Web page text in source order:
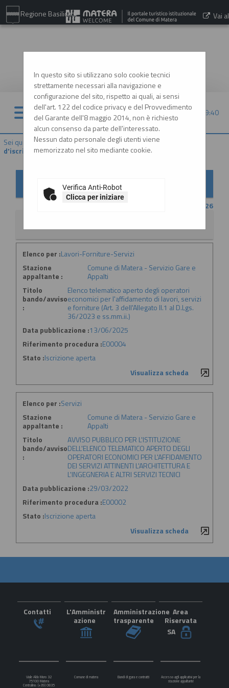
Regione Basilicata Vai al
08/08/2026 09:40
Sei qui: Home»Elenco operatori economici»Bandi e avvisi
d'iscrizione
In questo sito si utilizzano solo cookie tecnici
strettamente necessari alla navigazione e
configurazione del sito, rispetto ai quali, ai sensi
dell'art. 122 del codice privacy e del Provvedimento
del Garante dell'8 maggio 2014, non è richiesto
alcun consenso da parte dell'interessato.
Nessun dato personale degli utenti viene
memorizzato nel sito mediante cookie.
Verifica Anti-Robot
Clicca per iniziare
economici
CONTENUTO AGGIORNATO AL 20/07/2026
Elenco per :Lavori-Forniture-Servizi
Stazione
appaltante :
Comune di Matera - Servizio Gare e
Appalti
Titolo
bando/avviso
:
Elenco telematico aperto degli operatori
economici per l'affidamento di lavori, servizi
e forniture (Art. 3 dell'Allegato II.1 al D.Lgs.
36/2023 e ss.mm.ii.)
Data pubblicazione :13/06/2025
Riferimento procedura :E00004
Stato :Iscrizione aperta
Visualizza scheda
Elenco per :Servizi
Stazione
appaltante :
Comune di Matera - Servizio Gare e
Appalti
Titolo
bando/avviso
:
AVVISO PUBBLICO PER L'ISTITUZIONE
DELL'ELENCO TELEMATICO APERTO DEGLI
OPERATORI ECONOMICI PER L'AFFIDAMENTO
DEI SERVIZI ATTINENTI L'ARCHITETTURA E
L'INGEGNERIA E ALTRI SERVIZI TECNICI
Data pubblicazione :29/03/2022
Riferimento procedura :E00002
Stato :Iscrizione aperta
Visualizza scheda
Contatti
L'Amministr
azione
Amministrazione
trasparente
Area
Riservata
SA
Viale Aldo Moro 32
75100 Matera
Centralino: (+39) 0835
Comune di matera Bandi di gara e contratti Accesso agli applicativi per la
stazione appaltante